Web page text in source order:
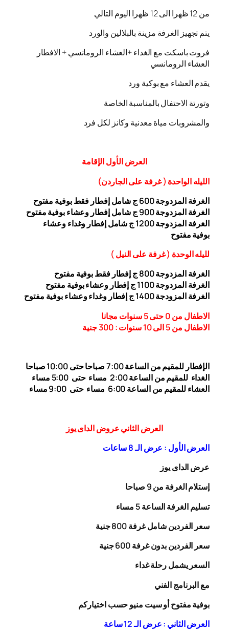
من 12 ظهرا الى 12 ظهرا اليوم التالي
يتم تجهيز الغرفة مزينة بالبلالين والورد
فروت باسكت مع الغداء +العشاء الرومانسي + الافطار
العشاء الرومانسي
يقدم العشاء مع بوكية ورد
وتورتة الاحتفال بالمناسبة الخاصة
والمشروبات مياة معدنية وكانز لكل فرد
العرضالأولالإقامة
الليله الواحدة ( غرفة على الجاردن)
الغرفة المزدوجة
600 ج شامل إفطار فقط بوفية مفتوح
الغرفة المزدوجة 900 ج شامل إفطار وعشاء بوفية مفتوح
الغرفة المزدوجة 1200 ج شامل إفطار وغداء وعشاء
بوفيةمفتوح
لليله الوحدة (غرفة على النيل)
الغرفة المزدوجة
800
ج إفطار فقط بوفية مفتوح
الغرفة المزدوجة 1
100 ج إفطار وعشاء بوفية مفتوح
الغرفة المزودجة 1
400 ج إفطار وغداء وعشاء بوفية مفتوح
الاطفال من 0 حتى 5 سنوات مجانا
الاطفال من 5 الى 10 سنوات : 300
جنية
الإفطار للمقيم من الساعة 7:00 صباحا حتى 10:00
صباحا
الغداء للمقيم من الساعة 2:00 مساء حتى
5:00 مساء
العشاء للمقيم من الساعة 6:00 مساء حتى 9:00 مساء
العرض الثاني عروض الداى يوز
العرض الأول : عرض الـ 8 ساعات
عرض الداى يوز
إستلام الغرفة من 9 صباحا
تسليم الغرفة الساعة 5 مساء
سعر الفردين شامل غرفة
800 جنية
سعر الفردين بدون غرفة
600 جنية
السعر يشمل رحلةغداء
مع البرنامج الفني
بوفية مفتوح أو سيت منيو حسب اختياركم
العرض الثاني : عرض الـ 12 ساعة